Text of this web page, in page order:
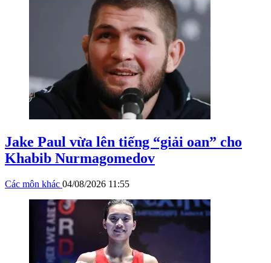
Jake Paul vừa lên tiếng “giải oan” cho
Khabib Nurmagomedov
Các môn khác 04/08/2026 11:55